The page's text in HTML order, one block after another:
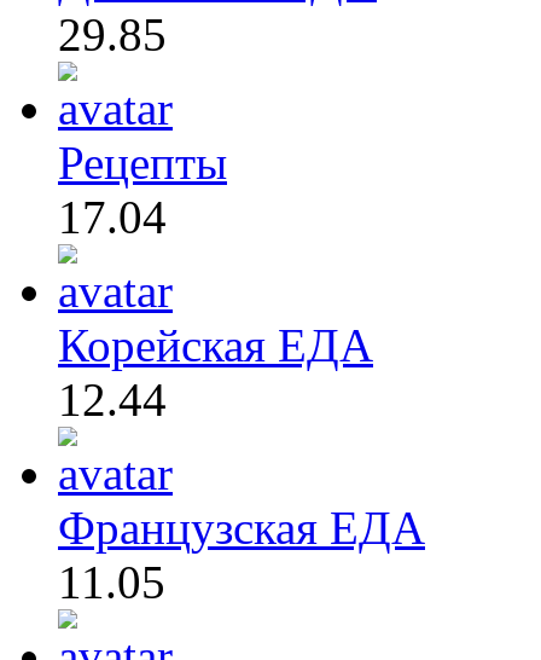
29.85
Рецепты
17.04
Корейская ЕДА
12.44
Французская ЕДА
11.05